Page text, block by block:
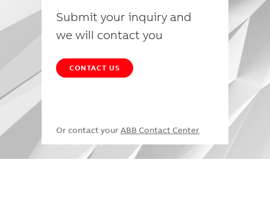
Submit your inquiry and
we will contact you
CONTACT US
Or contact your ABB Contact Center